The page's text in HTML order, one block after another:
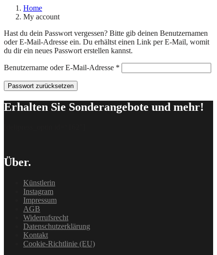
Home
My account
Hast du dein Passwort vergessen? Bitte gib deinen Benutzernamen
oder E-Mail-Adresse ein. Du erhältst einen Link per E-Mail, womit
du dir ein neues Passwort erstellen kannst.
Benutzername oder E-Mail-Adresse *
Passwort zurücksetzen
Erhalten Sie Sonderangebote und mehr!
Über.
Künstlerin
Instagram
Impressum
AGB
Widerrufsrecht
Datenschutzerklärung
Kontakt
Cookie-Richtlinie (EU)